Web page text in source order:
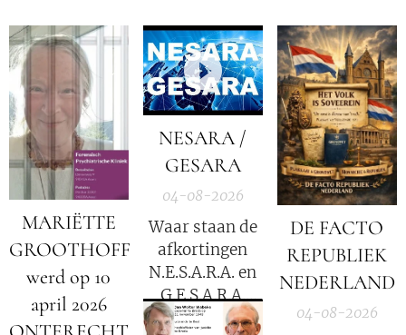
MARIËTTE
GROOTHOFF
werd op 10
april 2026
NESARA /
GESARA
04-08-2026
Waar staan de
afkortingen
N.E.S.A.R.A. en
G.E.S.A.R.A.
voor?
DE FACTO
REPUBLIEK
NEDERLAND
04-08-2026